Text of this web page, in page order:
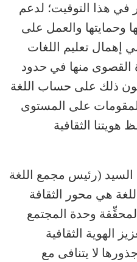
في هذا التوقيت؛ لدعم
وحمايتها والعمل على
إهمال تعليم اللغات
القصوى منها في حدود
ذلك على حساب اللغة
على المستوى
الثقافية
(رئيس مجمع اللغة
هي محور الثقافة
وحدة المجتمع
الهوية الثقافية
لا يتنافى مع